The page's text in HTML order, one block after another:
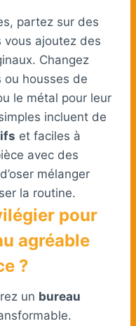
partez sur des
vous ajoutez des
Changez
ou housses de
le métal pour leur
incluent de
et faciles à
avec des
mélanger
la routine.
pour
agréable
?
un bureau